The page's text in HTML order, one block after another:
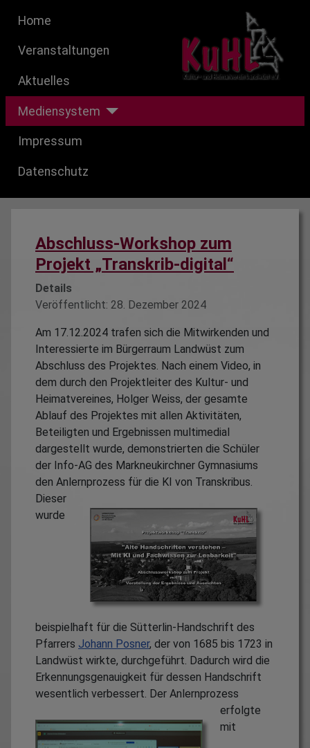
Home
Veranstaltungen
Aktuelles
Mediensystem
Impressum
Datenschutz
Abschluss-Workshop zum
Projekt „Transkrib-digital“
Details
Veröffentlicht: 28. Dezember 2024
Am 17.12.2024 trafen sich die Mitwirkenden und
Interessierte im Bürgerraum Landwüst zum
Abschluss des Projektes. Nach einem Video, in
dem durch den Projektleiter des Kultur- und
Heimatvereines, Holger Weiss, der gesamte
Ablauf des Projektes mit allen Aktivitäten,
Beteiligten und Ergebnissen multimedial
dargestellt wurde, demonstrierten die Schüler
der Info-AG des Markneukirchner Gymnasiums
den Anlernprozess für die KI von Transkribus.
Dieser
wurde
beispielhaft für die Sütterlin-Handschrift des
Pfarrers Johann Posner, der von 1685 bis 1723 in
Landwüst wirkte, durchgeführt. Dadurch wird die
Erkennungsgenauigkeit für dessen Handschrift
wesentlich verbessert. Der Anlernprozess
erfolgte
mit